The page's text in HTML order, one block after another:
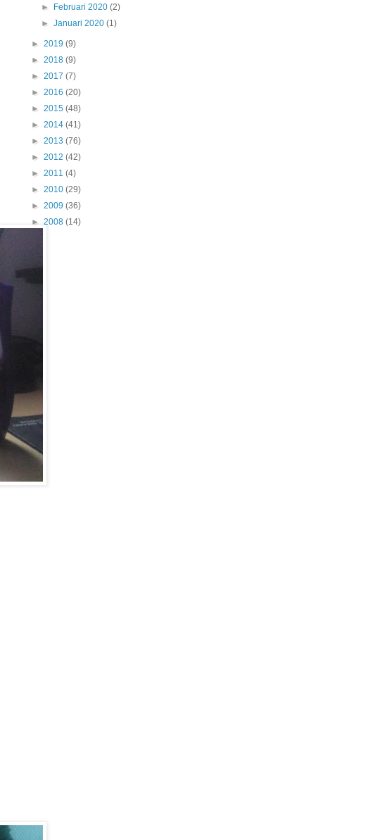
► Februari 2020(2)
►Januari 2020(1)
► 2019 (9)
► 2018 (9)
► 2017 (7)
► 2016 (20)
► 2015 (48)
► 2014 (41)
► 2013 (76)
► 2012 (42)
► 2011 (4)
► 2010 (29)
► 2009 (36)
► 2008 (14)